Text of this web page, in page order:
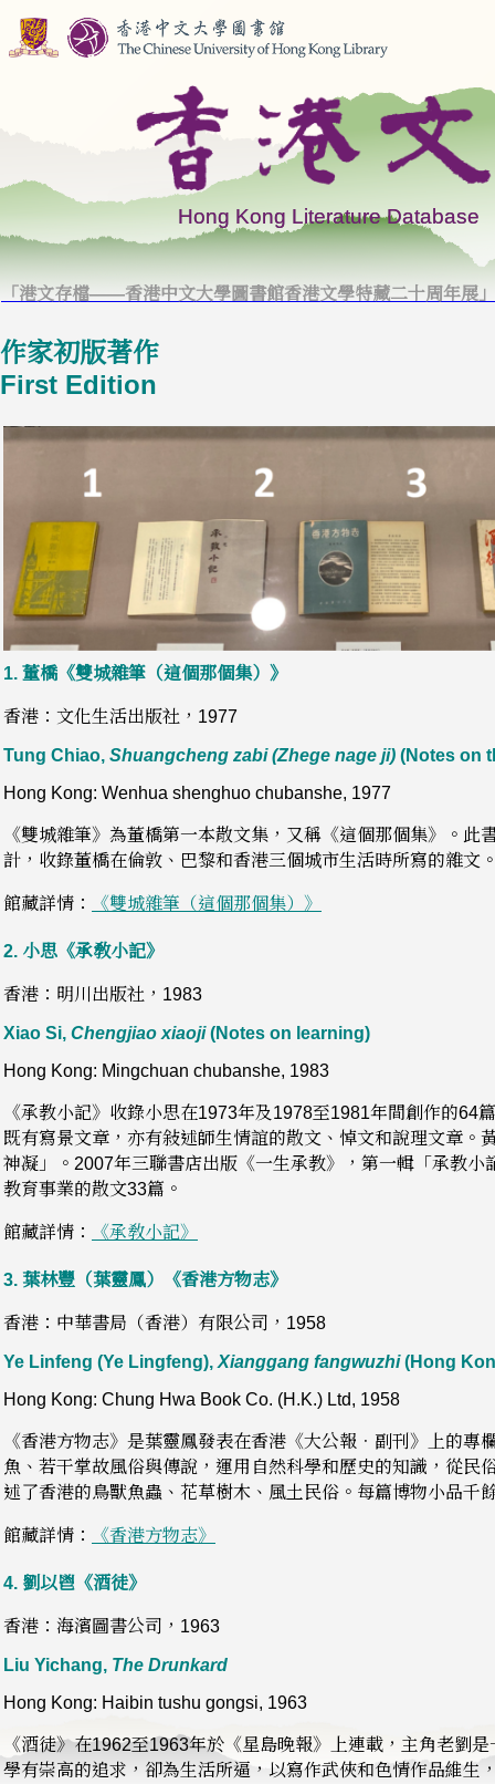
「港文存檔——香港中文大學圖書館香港文學特藏二十周年展」
作家初版著作
First Edition
1. 董橋《雙城雜筆（這個那個集）》
香港：文化生活出版社，1977
Tung Chiao, Shuangcheng zabi (Zhege nage ji) (Notes on
Hong Kong: Wenhua shenghuo chubanshe, 1977
《雙城雜筆》為董橋第一本散文集，又稱《這個那個集》。此
計，收錄董橋在倫敦、巴黎和香港三個城市生活時所寫的雜文
館藏詳情： 《雙城雜筆（這個那個集）》
2. 小思《承敎小記》
香港：明川出版社，1983
Xiao Si, Chengjiao xiaoji(Notes on learning)
Hong Kong: Mingchuan chubanshe, 1983
《承教小記》收錄小思在1973年及1978至1981年間創作的64
既有寫景文章，亦有敍述師生情誼的散文、悼文和說理文章。
神凝」。2007年三聯書店出版《一生承教》，第一輯「承教小
教育事業的散文33篇。
館藏詳情： 《承敎小記》
3. 葉林豐（葉靈鳳）《香港方物志》
香港：中華書局（香港）有限公司，1958
Ye Linfeng (Ye Lingfeng), Xianggang fangwuzhi(Hong
Hong Kong: Chung Hwa Book Co. (H.K.) Ltd, 1958
《香港方物志》是葉靈鳳發表在香港《大公報．副刊》上的專
魚、若干掌故風俗與傳說，運用自然科學和歷史的知識，從民
述了香港的鳥獸魚蟲、花草樹木、風土民俗。每篇博物小品千
館藏詳情： 《香港方物志》
4. 劉以鬯《酒徒》
香港：海濱圖書公司，1963
Liu Yichang, The Drunkard
Hong Kong: Haibin tushu gongsi, 1963
《酒徒》在1962至1963年於《星島晚報》上連載，主角老劉
學有崇高的追求，卻為生活所逼，以寫作武俠和色情作品維生